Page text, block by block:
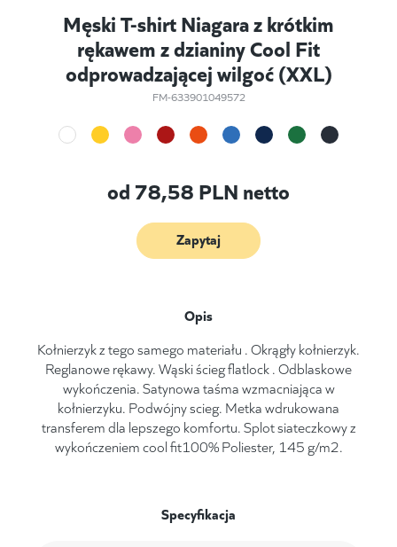
Męski T-shirt Niagara z krótkim
rękawem z dzianiny Cool Fit
odprowadzającej wilgoć (XXL)
FM-633901049572
od 78,58 PLN netto
Zapytaj
Opis
Kołnierzyk z tego samego materiału . Okrągły kołnierzyk.
Reglanowe rękawy. Wąski ścieg flatlock . Odblaskowe
wykończenia. Satynowa taśma wzmacniająca w
kołnierzyku. Podwójny scieg. Metka wdrukowana
transferem dla lepszego komfortu. Splot siateczkowy z
wykończeniem cool fit100% Poliester, 145 g/m2.
Specyfikacja